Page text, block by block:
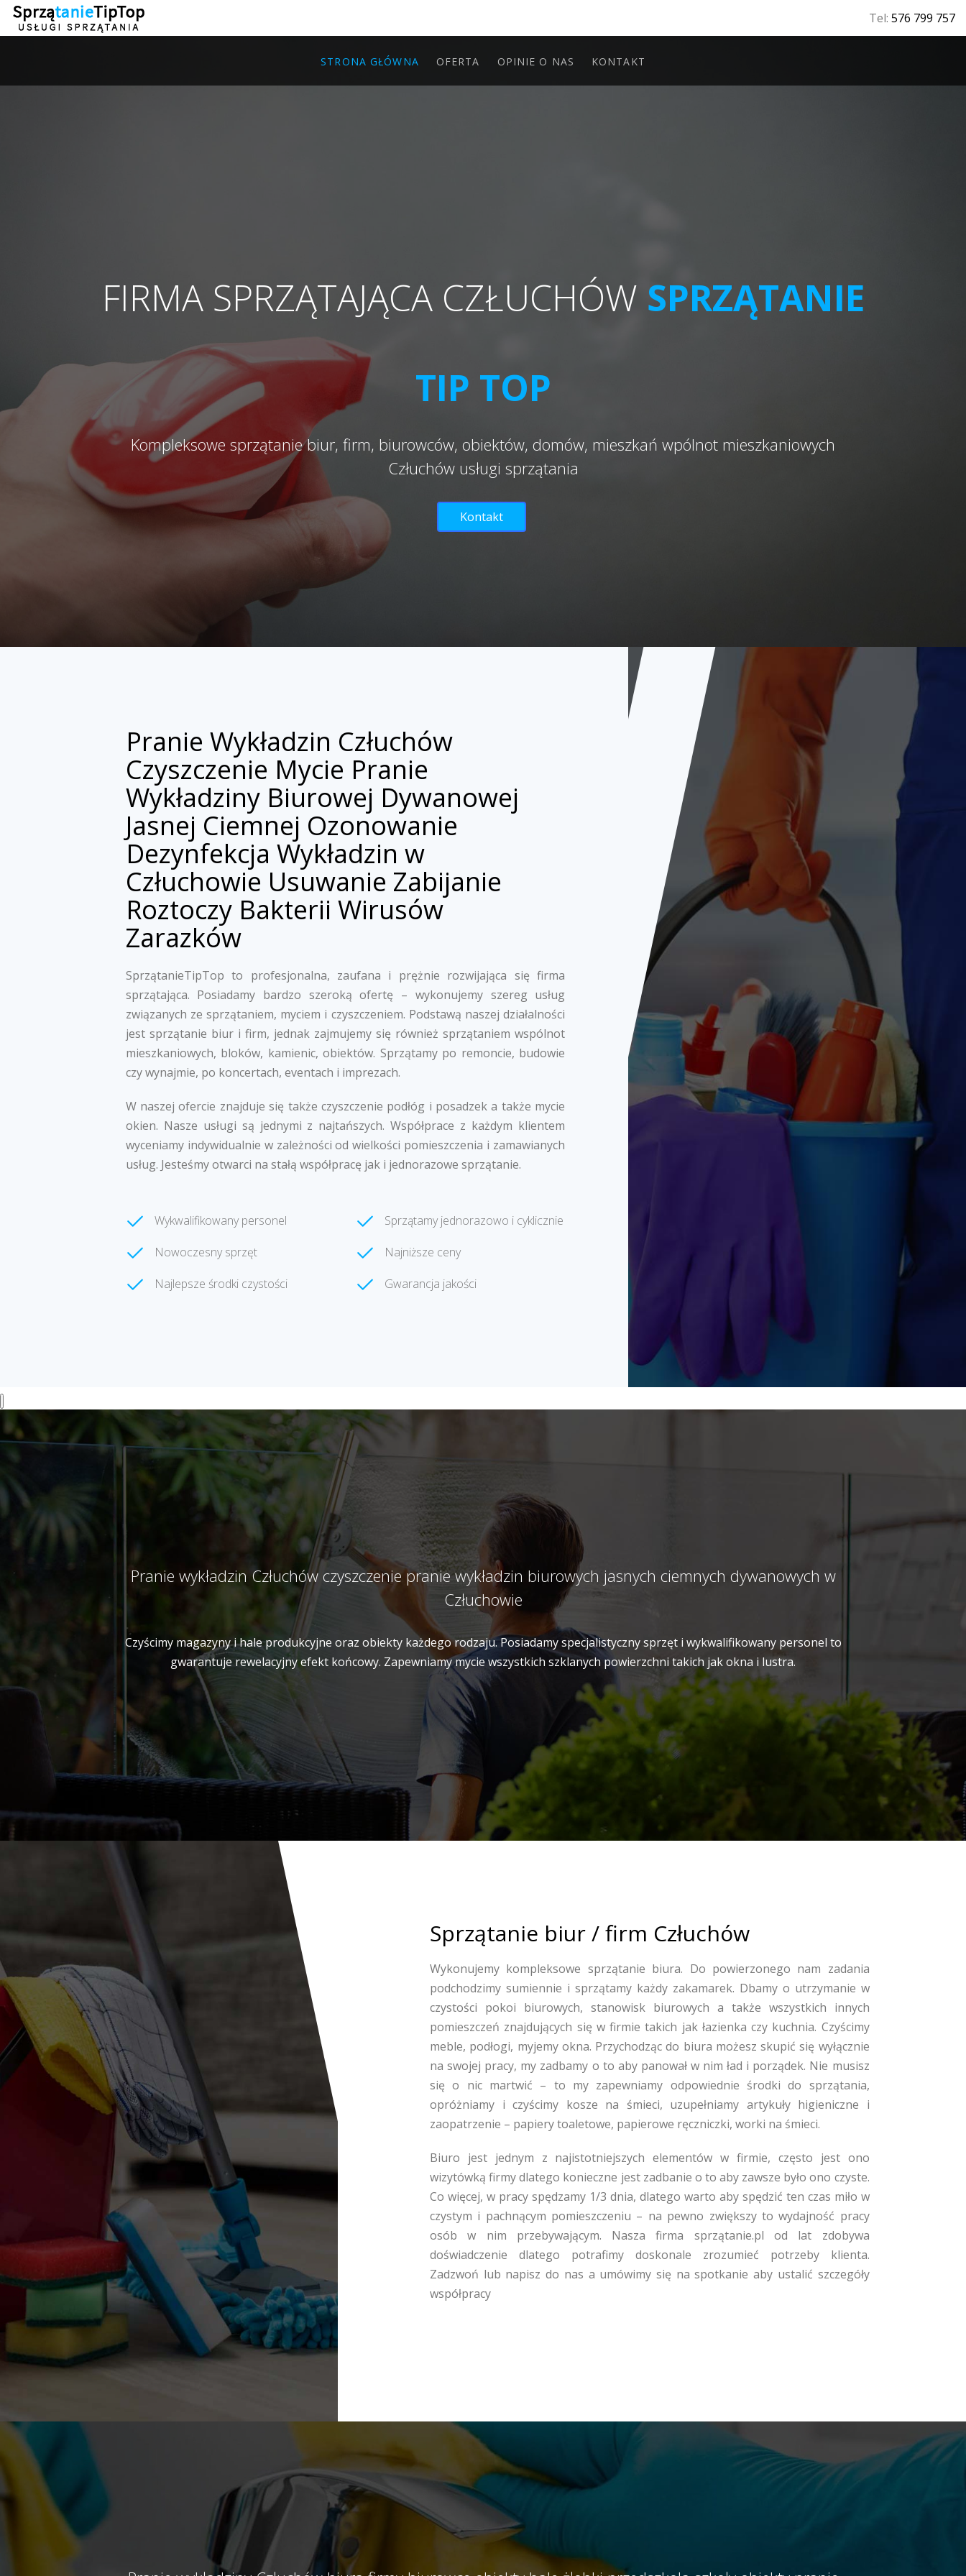
Tel: 576 799 757
STRONA GŁÓWNA OFERTA OPINIE O NAS KONTAKT
FIRMA SPRZĄTAJĄCA CZŁUCHÓW SPRZĄTANIE
TIP TOP
Kompleksowe sprzątanie biur, firm, biurowców, obiektów, domów, mieszkań wpólnot mieszkaniowych
Człuchów usługi sprzątania
Kontakt
Pranie Wykładzin Człuchów
Czyszczenie Mycie Pranie
Wykładziny Biurowej Dywanowej
Jasnej Ciemnej Ozonowanie
Dezynfekcja Wykładzin w
Człuchowie Usuwanie Zabijanie
Roztoczy Bakterii Wirusów
Zarazków
SprzątanieTipTop to profesjonalna, zaufana i prężnie rozwijająca się firma
sprzątająca. Posiadamy bardzo szeroką ofertę – wykonujemy szereg usług
związanych ze sprzątaniem, myciem i czyszczeniem. Podstawą naszej działalności
jest sprzątanie biur i firm, jednak zajmujemy się również sprzątaniem wspólnot
mieszkaniowych, bloków, kamienic, obiektów. Sprzątamy po remoncie, budowie
czy wynajmie, po koncertach, eventach i imprezach.
W naszej ofercie znajduje się także czyszczenie podłóg i posadzek a także mycie
okien. Nasze usługi są jednymi z najtańszych. Współprace z każdym klientem
wyceniamy indywidualnie w zależności od wielkości pomieszczenia i zamawianych
usług. Jesteśmy otwarci na stałą współpracę jak i jednorazowe sprzątanie.
Wykwalifikowany personel
Nowoczesny sprzęt
Najlepsze środki czystości
Sprzątamy jednorazowo i cyklicznie
Najniższe ceny
Gwarancja jakości
Pranie wykładzin Człuchów czyszczenie pranie wykładzin biurowych jasnych ciemnych dywanowych w
Człuchowie
Czyścimy magazyny i hale produkcyjne oraz obiekty każdego rodzaju. Posiadamy specjalistyczny sprzęt i wykwalifikowany personel to
gwarantuje rewelacyjny efekt końcowy. Zapewniamy mycie wszystkich szklanych powierzchni takich jak okna i lustra.
Sprzątanie biur / firm Człuchów
Wykonujemy kompleksowe sprzątanie biura. Do powierzonego nam zadania
podchodzimy sumiennie i sprzątamy każdy zakamarek. Dbamy o utrzymanie w
czystości pokoi biurowych, stanowisk biurowych a także wszystkich innych
pomieszczeń znajdujących się w firmie takich jak łazienka czy kuchnia. Czyścimy
meble, podłogi, myjemy okna. Przychodząc do biura możesz skupić się wyłącznie
na swojej pracy, my zadbamy o to aby panował w nim ład i porządek. Nie musisz
się o nic martwić – to my zapewniamy odpowiednie środki do sprzątania,
opróżniamy i czyścimy kosze na śmieci, uzupełniamy artykuły higieniczne i
zaopatrzenie – papiery toaletowe, papierowe ręczniczki, worki na śmieci.
Biuro jest jednym z najistotniejszych elementów w firmie, często jest ono
wizytówką firmy dlatego konieczne jest zadbanie o to aby zawsze było ono czyste.
Co więcej, w pracy spędzamy 1/3 dnia, dlatego warto aby spędzić ten czas miło w
czystym i pachnącym pomieszczeniu – na pewno zwiększy to wydajność pracy
osób w nim przebywającym. Nasza firma sprzątanie.pl od lat zdobywa
doświadczenie dlatego potrafimy doskonale zrozumieć potrzeby klienta.
Zadzwoń lub napisz do nas a umówimy się na spotkanie aby ustalić szczegóły
współpracy